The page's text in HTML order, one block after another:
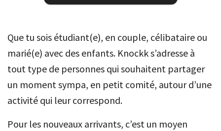
Que tu sois étudiant(e), en couple, célibataire ou
marié(e) avec des enfants. Knockk s’adresse à
tout type de personnes qui souhaitent partager
un moment sympa, en petit comité, autour d’une
activité qui leur correspond.
Pour les nouveaux arrivants, c’est un moyen